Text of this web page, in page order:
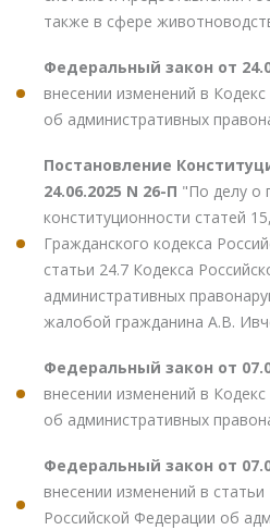
также в сфере
Федеральный закон от
внесении изменений в
об административных
Постановление
24.06.2025 N 26-П "По делу о
конституционности статей
Гражданского кодекса
статьи 24.7 Кодекса
административных
жалобой гражданина А.В.
Федеральный закон от
внесении изменений в
об административных
Федеральный закон от
внесении изменений в
Российской Федерации об